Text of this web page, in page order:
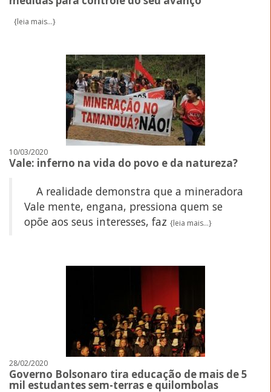
{leia mais...}
10/03/2020
Vale: inferno na vida do povo e da natureza?
A realidade demonstra que a mineradora
Vale mente, engana, pressiona quem se
opõe aos seus interesses, faz {leia mais...}
28/02/2020
Governo Bolsonaro tira educação de mais de 5
mil estudantes sem-terras e quilombolas